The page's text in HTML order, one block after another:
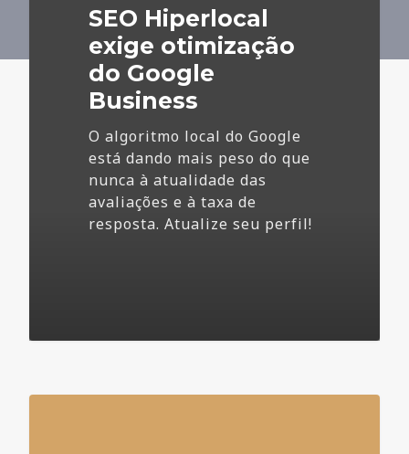
Business
SEO Hiperlocal
exige otimização
do Google
Business
O algoritmo local do Google
está dando mais peso do que
nunca à atualidade das
avaliações e à taxa de
resposta. Atualize seu perfil!